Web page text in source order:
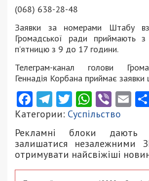
(068) 638-28-48
Заявки за номерами Штабу
Громадської ради приймають
п’ятницю з 9 до 17 години.
Телеграм-канал голови
Геннадія Корбана приймає заявки
Facebook
Telegram
TwitterViber
Категории: Суспільство
Рекламні блоки дають
залишатися незалежними
отримувати найсвіжіші